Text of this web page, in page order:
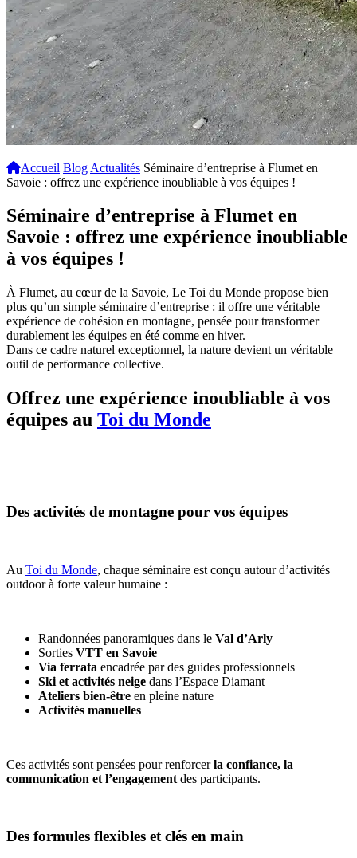
Accueil Blog Actualités Séminaire d’entreprise à Flumet en
Savoie : offrez une expérience inoubliable à vos équipes !
Séminaire d’entreprise à Flumet en
Savoie : offrez une expérience inoubliable
à vos équipes !
À Flumet, au cœur de la Savoie, Le Toi du Monde propose bien
plus qu’un simple séminaire d’entreprise : il offre une véritable
expérience de cohésion en montagne, pensée pour transformer
durablement les équipes en été comme en hiver.
Dans ce cadre naturel exceptionnel, la nature devient un véritable
outil de performance collective.
Offrez une expérience inoubliable à vos
équipes au Toi du Monde
Des activités de montagne pour vos équipes
Au Toi du Monde, chaque séminaire est conçu autour d’activités
outdoor à forte valeur humaine :
Randonnées panoramiques dans le Val d’Arly
Sorties VTT en Savoie
Via ferrata encadrée par des guides professionnels
Ski et activités neige dans l’Espace Diamant
Ateliers bien-être en pleine nature
Activités manuelles
Ces activités sont pensées pour renforcerla confiance, la
communication et l’engagement des participants.
Des formules flexibles et clés en main